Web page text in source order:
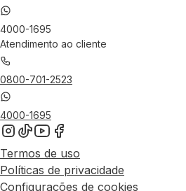
4000-1695
Atendimento ao cliente
0800-701-2523
4000-1695
Termos de uso
Políticas de privacidade
Configurações de cookies